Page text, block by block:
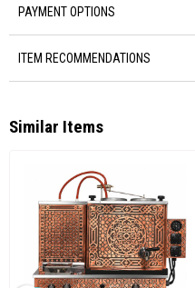
PAYMENT OPTIONS
ITEM RECOMMENDATIONS
Similar Items